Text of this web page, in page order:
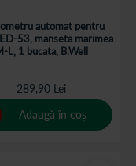
automat pentru
53, manseta marimea
L, 1 bucata, B.Well
289,90 Lei
Adaugă în coș